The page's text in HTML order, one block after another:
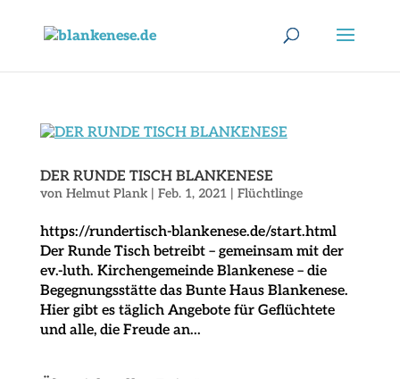
DER RUNDE TISCH BLANKENESE
von Helmut Plank| Feb. 1, 2021| Flüchtlinge
https://rundertisch-blankenese.de/start.html
Der Runde Tisch betreibt – gemeinsam mit der
ev.-luth. Kirchengemeinde Blankenese – die
Begegnungsstätte das Bunte Haus Blankenese.
Hier gibt es täglich Angebote für Geflüchtete
und alle, die Freude an...